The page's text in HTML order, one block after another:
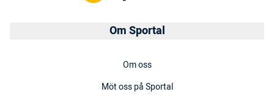
Om Sportal
Om oss
Möt oss på Sportal